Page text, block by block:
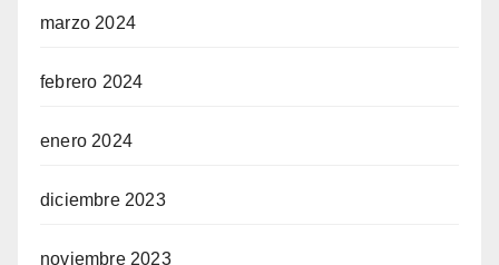
marzo 2024
febrero 2024
enero 2024
diciembre 2023
noviembre 2023